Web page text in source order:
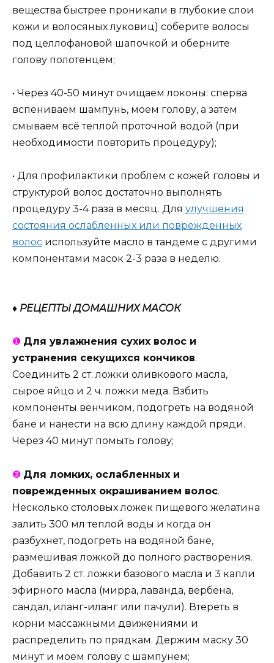
вещества быстрее проникали в глубокие слои
кожи и волосяных луковиц) соберите волосы
под целлофановой шапочкой и оберните
голову полотенцем;
• Через 40-50 минут очищаем локоны: сперва
вспениваем шампунь, моем голову, а затем
смываем всё теплой проточной водой (при
необходимости повторить процедуру);
• Для профилактики проблем с кожей головы и
структурой волос достаточно выполнять
процедуру 3-4 раза в месяц. Для улучшения
состояния ослабленных или поврежденных
волос используйте масло в тандеме с другими
компонентами масок 2-3 раза в неделю.
♦ РЕЦЕПТЫ ДОМАШНИХ МАСОК
❶ Для увлажнения сухих волос и
устранения секущихся кончиков.
Соединить 2 ст. ложки оливкового масла,
сырое яйцо и 2 ч. ложки меда. Взбить
компоненты венчиком, подогреть на водяной
бане и нанести на всю длину каждой пряди.
Через 40 минут помыть голову;
❷ Для ломких, ослабленных и
поврежденных окрашиванием волос.
Несколько столовых ложек пищевого желатина
залить 300 мл теплой воды и когда он
разбухнет, подогреть на водяной бане,
размешивая ложкой до полного растворения.
Добавить 2 ст. ложки базового масла и 3 капли
эфирного масла (мирра, лаванда, вербена,
сандал, иланг-иланг или пачули). Втереть в
корни массажными движениями и
распределить по прядкам. Держим маску 30
минут и моем голову с шампунем;